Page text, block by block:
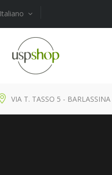
Italiano
VIA T. TASSO 5 - BARLASSINA